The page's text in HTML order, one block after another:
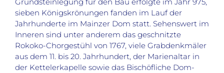
Grundsteinlegung für den Bau erfolgte im Jahr 975,
sieben Königskrönungen fanden im Lauf der
Jahrhunderte im Mainzer Dom statt. Sehenswert im
Inneren sind unter anderem das geschnitzte
Rokoko-Chorgestühl von 1767, viele Grabdenkmäler
aus dem 11. bis 20. Jahrhundert, der Marienaltar in
der Kettelerkapelle sowie das Bischöfliche Dom-